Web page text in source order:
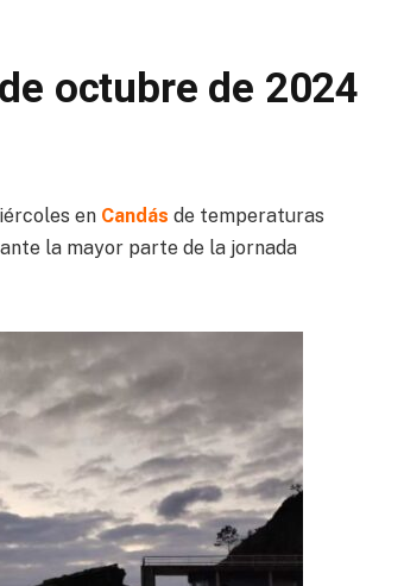
octubre de 2024
en Candás de temperaturas
la mayor parte de la jornada